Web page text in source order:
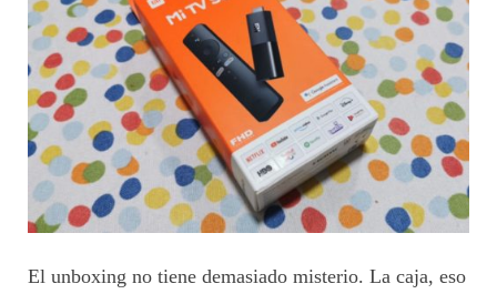
El unboxing no tiene demasiado misterio. La caja, eso